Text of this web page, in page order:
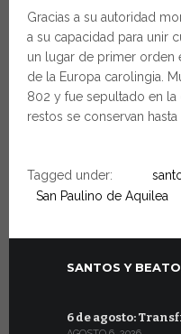
Gracias a su autoridad
a su capacidad para unir
un lugar de primer orden
de la Europa carolingia.
802 y fue sepultado en
restos se conservan hasta
Tagged under:
San Paulino de Aquilea
SANTOS Y
6 de agosto: